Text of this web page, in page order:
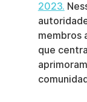
2023.
membros
que